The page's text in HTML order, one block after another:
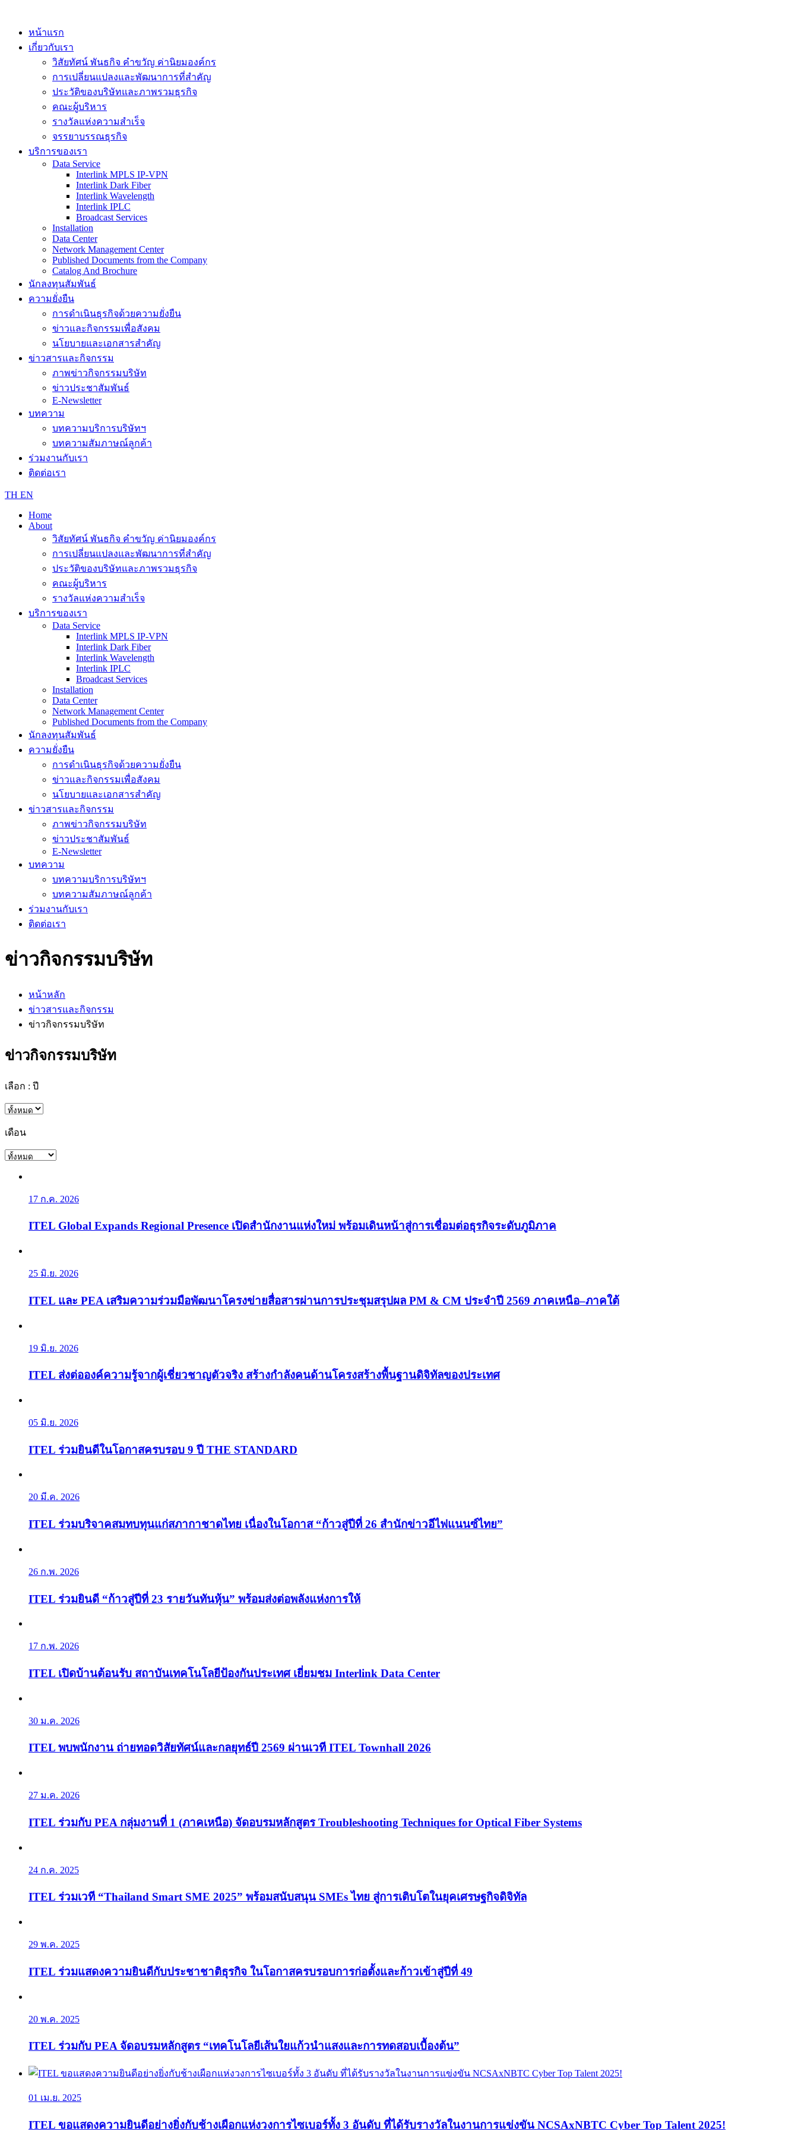
หน้าแรก
เกี่ยวกับเรา
วิสัยทัศน์ พันธกิจ คำขวัญ ค่านิยมองค์กร
การเปลี่ยนแปลงและพัฒนาการที่สำคัญ
ประวัติของบริษัทและภาพรวมธุรกิจ
คณะผู้บริหาร
รางวัลแห่งความสำเร็จ
จรรยาบรรณธุรกิจ
บริการของเรา
Data Service
Interlink MPLS IP-VPN
Interlink Dark Fiber
Interlink Wavelength
Interlink IPLC
Broadcast Services
Installation
Data Center
Network Management Center
Published Documents from the Company
Catalog And Brochure
นักลงทุนสัมพันธ์
ความยั่งยืน
การดำเนินธุรกิจด้วยความยั่งยืน
ข่าวและกิจกรรมเพื่อสังคม
นโยบายและเอกสารสำคัญ
ข่าวสารและกิจกรรม
ภาพข่าวกิจกรรมบริษัท
ข่าวประชาสัมพันธ์
E-Newsletter
บทความ
บทความบริการบริษัทฯ
บทความสัมภาษณ์ลูกค้า
ร่วมงานกับเรา
ติดต่อเรา
TH EN
Home
About
วิสัยทัศน์ พันธกิจ คำขวัญ ค่านิยมองค์กร
การเปลี่ยนแปลงและพัฒนาการที่สำคัญ
ประวัติของบริษัทและภาพรวมธุรกิจ
คณะผู้บริหาร
รางวัลแห่งความสำเร็จ
บริการของเรา
Data Service
Interlink MPLS IP-VPN
Interlink Dark Fiber
Interlink Wavelength
Interlink IPLC
Broadcast Services
Installation
Data Center
Network Management Center
Published Documents from the Company
นักลงทุนสัมพันธ์
ความยั่งยืน
การดำเนินธุรกิจด้วยความยั่งยืน
ข่าวและกิจกรรมเพื่อสังคม
นโยบายและเอกสารสำคัญ
ข่าวสารและกิจกรรม
ภาพข่าวกิจกรรมบริษัท
ข่าวประชาสัมพันธ์
E-Newsletter
บทความ
บทความบริการบริษัทฯ
บทความสัมภาษณ์ลูกค้า
ร่วมงานกับเรา
ติดต่อเรา
ข่าวกิจกรรมบริษัท
หน้าหลัก
ข่าวสารและกิจกรรม
ข่าวกิจกรรมบริษัท
ข่าวกิจกรรมบริษัท
เลือก : ปี
เดือน
17 ก.ค. 2026
ITEL Global Expands Regional Presence เปิดสำนักงานแห่งใหม่ พร้อมเดินหน้าสู่การเชื่อมต่อธุรกิจระดับภูมิภาค
25 มิ.ย. 2026
ITEL และ PEA เสริมความร่วมมือพัฒนาโครงข่ายสื่อสารผ่านการประชุมสรุปผล PM & CM ประจำปี 2569 ภาคเหนือ–ภาคใต้
19 มิ.ย. 2026
ITEL ส่งต่อองค์ความรู้จากผู้เชี่ยวชาญตัวจริง สร้างกำลังคนด้านโครงสร้างพื้นฐานดิจิทัลของประเทศ
05 มิ.ย. 2026
ITEL ร่วมยินดีในโอกาสครบรอบ 9 ปี THE STANDARD
20 มี.ค. 2026
ITEL ร่วมบริจาคสมทบทุนแก่สภากาชาดไทย เนื่องในโอกาส “ก้าวสู่ปีที่ 26 สำนักข่าวอีไฟแนนซ์ไทย”
26 ก.พ. 2026
ITEL ร่วมยินดี “ก้าวสู่ปีที่ 23 รายวันทันหุ้น” พร้อมส่งต่อพลังแห่งการให้
17 ก.พ. 2026
ITEL เปิดบ้านต้อนรับ สถาบันเทคโนโลยีป้องกันประเทศ เยี่ยมชม Interlink Data Center
30 ม.ค. 2026
ITEL พบพนักงาน ถ่ายทอดวิสัยทัศน์และกลยุทธ์ปี 2569 ผ่านเวที ITEL Townhall 2026
27 ม.ค. 2026
ITEL ร่วมกับ PEA กลุ่มงานที่ 1 (ภาคเหนือ) จัดอบรมหลักสูตร Troubleshooting Techniques for Optical Fiber Systems
24 ก.ค. 2025
ITEL ร่วมเวที “Thailand Smart SME 2025” พร้อมสนับสนุน SMEs ไทย สู่การเติบโตในยุคเศรษฐกิจดิจิทัล
29 พ.ค. 2025
ITEL ร่วมแสดงความยินดีกับประชาชาติธุรกิจ ในโอกาสครบรอบการก่อตั้งและก้าวเข้าสู่ปีที่ 49
20 พ.ค. 2025
ITEL ร่วมกับ PEA จัดอบรมหลักสูตร “เทคโนโลยีเส้นใยแก้วนำแสงและการทดสอบเบื้องต้น”
01 เม.ย. 2025
ITEL ขอแสดงความยินดีอย่างยิ่งกับช้างเผือกแห่งวงการไซเบอร์ทั้ง 3 อันดับ ที่ได้รับรางวัลในงานการแข่งขัน NCSAxNBTC Cyber Top Talent 2025!